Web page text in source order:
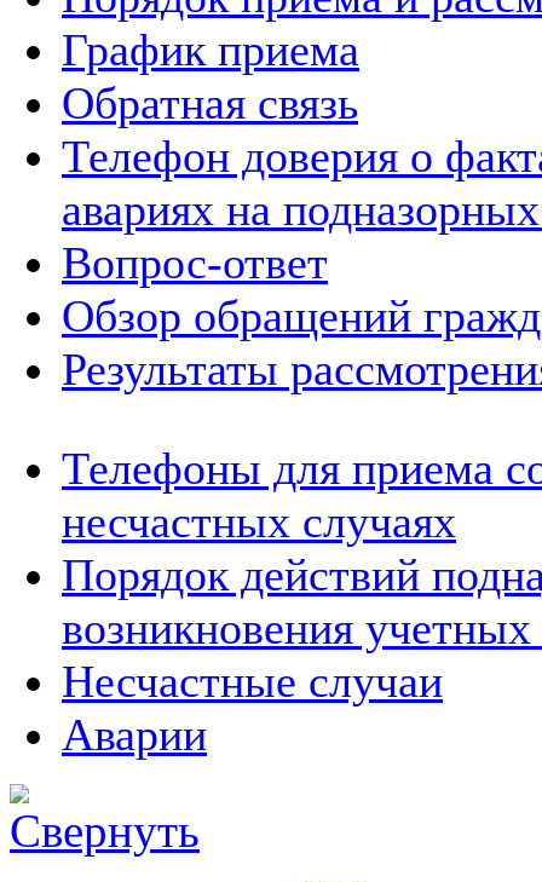
График приема
Обратная связь
Телефон доверия о
авариях на
Вопрос-ответ
Обзор обращений
Результаты
Телефоны для приема
несчастных случаях
Порядок действий
возникновения
Несчастные случаи
Аварии